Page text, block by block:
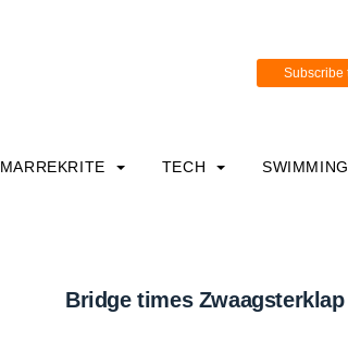
MARREKRITE TECH SWIMMING
Bridge times Zwaagsterklap